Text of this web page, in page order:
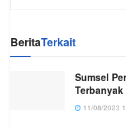
BeritaTerkait
Sumsel
11/08/2023